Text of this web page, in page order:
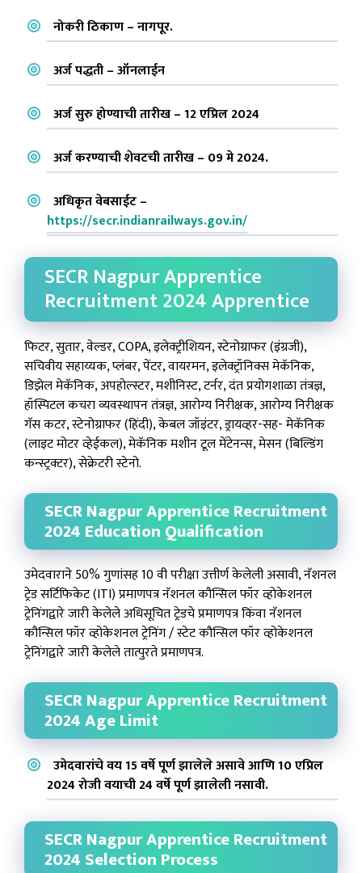
नोकरी ठिकाण – नागपूर.
अर्ज पद्धती – ऑनलाईन
अर्ज सुरु होण्याची तारीख – 12 एप्रिल 2024
अर्ज करण्याची शेवटची तारीख – 09 मे 2024.
अधिकृत वेबसाईट –
https://secr.indianrailways.gov.in/
SECR Nagpur Apprentice
Recruitment 2024 Apprentice
फिटर, सुतार, वेल्डर, COPA, इलेक्ट्रीशियन, स्टेनोग्राफर (इंग्रजी),
सचिवीय सहाय्यक, प्लंबर, पेंटर, वायरमन, इलेक्ट्रॉनिक्स मेकॅनिक,
डिझेल मेकॅनिक, अपहोल्स्टर, मशीनिस्ट, टर्नर, दंत प्रयोगशाळा तंत्रज्ञ,
हॉस्पिटल कचरा व्यवस्थापन तंत्रज्ञ, आरोग्य निरीक्षक, आरोग्य निरीक्षक
गॅस कटर, स्टेनोग्राफर (हिंदी), केबल जॉइंटर, ड्रायव्हर-सह- मेकॅनिक
(लाइट मोटर व्हेईकल), मेकॅनिक मशीन टूल मेंटेनन्स, मेसन (बिल्डिंग
कन्स्ट्रक्टर), सेक्रेटरी स्टेनो.
SECR Nagpur Apprentice Recruitment
2024 Education Qualification
उमेदवाराने 50% गुणांसह 10 वी परीक्षा उत्तीर्ण केलेली असावी, नॅशनल
ट्रेड सर्टिफिकेट (ITI) प्रमाणपत्र नॅशनल कौन्सिल फॉर व्होकेशनल
ट्रेनिंगद्वारे जारी केलेले अधिसूचित ट्रेडचे प्रमाणपत्र किंवा नॅशनल
कौन्सिल फॉर व्होकेशनल ट्रेनिंग / स्टेट कौन्सिल फॉर व्होकेशनल
ट्रेनिंगद्वारे जारी केलेले तात्पुरते प्रमाणपत्र.
SECR Nagpur Apprentice Recruitment
2024 Age Limit
उमेदवारांचे वय 15 वर्षे पूर्ण झालेले असावे आणि 10 एप्रिल
2024 रोजी वयाची 24 वर्षे पूर्ण झालेली नसावी.
SECR Nagpur Apprentice Recruitment
2024 Selection Process